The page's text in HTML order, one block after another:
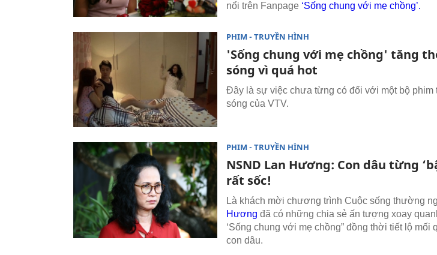
nổi trên Fanpage ‘Sống chung với mẹ chồng’.
PHIM - TRUYỀN HÌNH
'Sống chung với mẹ chồng' tăng
sóng vì quá hot
Đây là sự việc chưa từng có đối với một bộ phim
sóng của VTV.
PHIM - TRUYỀN HÌNH
NSND Lan Hương: Con dâu từng
rất sốc!
Là khách mời chương trình Cuộc sống thường
Hương đã có những chia sẻ ấn tượng xoay
‘Sống chung với mẹ chồng” đồng thời tiết lộ mối
con dâu.